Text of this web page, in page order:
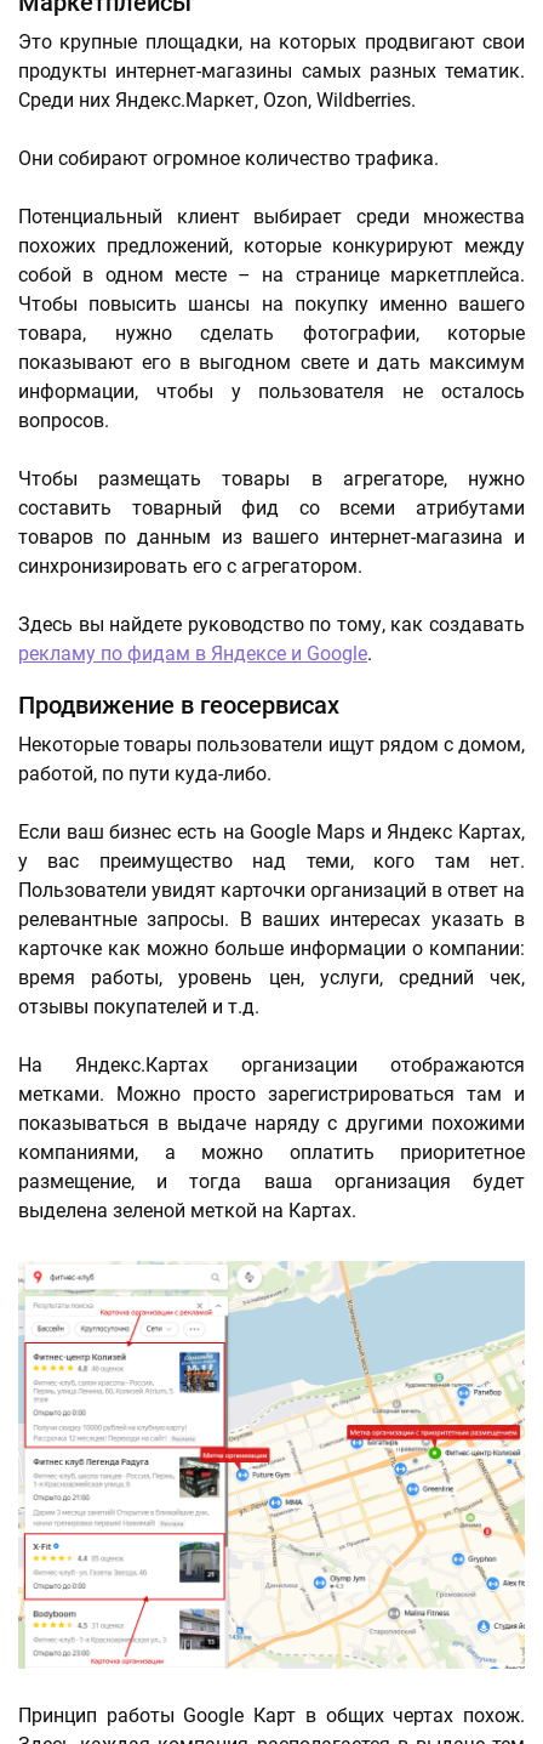
Это крупные площадки, на которых продвигают свои
продукты интернет-магазины самых разных тематик.
Среди них Яндекс.Маркет, Ozon, Wildberries.
Они собирают огромное количество трафика.
Потенциальный клиент выбирает среди множества
похожих предложений, которые конкурируют между
собой в одном месте – на странице маркетплейса.
Чтобы повысить шансы на покупку именно вашего
товара, нужно сделать фотографии, которые
показывают его в выгодном свете и дать максимум
информации, чтобы у пользователя не осталось
вопросов.
Чтобы размещать товары в агрегаторе, нужно
составить товарный фид со всеми атрибутами
товаров по данным из вашего интернет-магазина и
синхронизировать его с агрегатором.
Здесь вы найдете руководство по тому, как создавать
рекламу по фидам в Яндексе и Google.
Продвижение в геосервисах
Некоторые товары пользователи ищут рядом с домом,
работой, по пути куда-либо.
Если ваш бизнес есть на Google Maps и Яндекс Картах,
у вас преимущество над теми, кого там нет.
Пользователи увидят карточки организаций в ответ на
релевантные запросы. В ваших интересах указать в
карточке как можно больше информации о компании:
время работы, уровень цен, услуги, средний чек,
отзывы покупателей и т.д.
На Яндекс.Картах организации отображаются
метками. Можно просто зарегистрироваться там и
показываться в выдаче наряду с другими похожими
компаниями, а можно оплатить приоритетное
размещение, и тогда ваша организация будет
выделена зеленой меткой на Картах.
Принцип работы Google Карт в общих чертах похож.